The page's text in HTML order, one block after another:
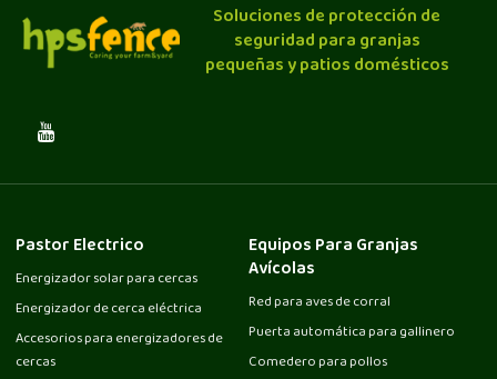
Soluciones de protección de
seguridad para granjas
pequeñas y patios domésticos
Pastor Electrico
Energizador solar para cercas
Energizador de cerca eléctrica
Accesorios para energizadores de
cercas
Equipos Para Granjas
Avícolas
Red para aves de corral
Puerta automática para gallinero
Comedero para pollos